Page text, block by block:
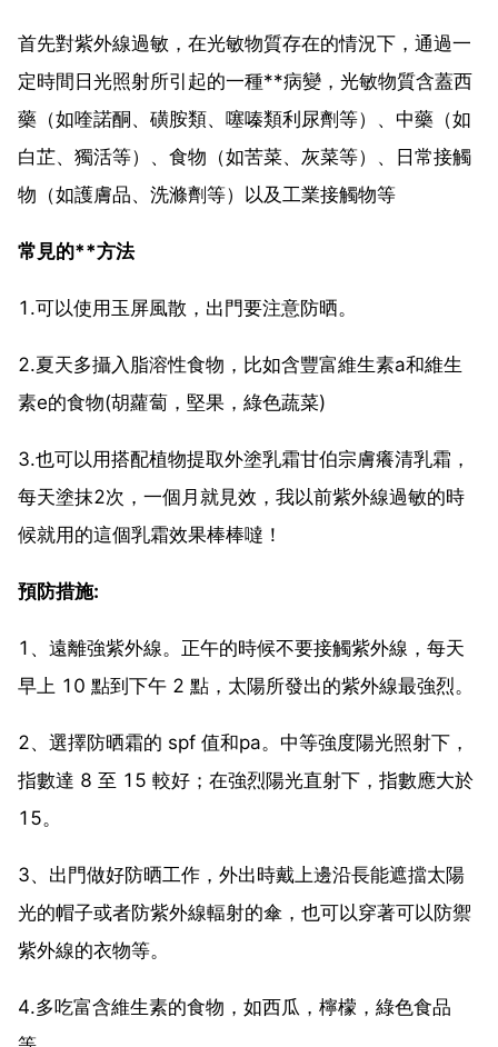
首先對紫外線過敏，在光敏物質存在的情況下，通過一
定時間日光照射所引起的一種**病變，光敏物質含蓋西
藥（如喹諾酮、磺胺類、噻嗪類利尿劑等）、中藥（如
白芷、獨活等）、食物（如苦菜、灰菜等）、日常接觸
物（如護膚品、洗滌劑等）以及工業接觸物等
常見的**方法
1.可以使用玉屏風散，出門要注意防晒。
2.夏天多攝入脂溶性食物，比如含豐富維生素a和維生
素e的食物(胡蘿蔔，堅果，綠色蔬菜)
3.也可以用搭配植物提取外塗乳霜甘伯宗膚癢清乳霜，
每天塗抹2次，一個月就見效，我以前紫外線過敏的時
候就用的這個乳霜效果棒棒噠！
預防措施:
1、遠離強紫外線。正午的時候不要接觸紫外線，每天
早上 10 點到下午 2 點，太陽所發出的紫外線最強烈。
2、選擇防晒霜的 spf 值和pa。中等強度陽光照射下，
指數達 8 至 15 較好；在強烈陽光直射下，指數應大於
15。
3、出門做好防晒工作，外出時戴上邊沿長能遮擋太陽
光的帽子或者防紫外線輻射的傘，也可以穿著可以防禦
紫外線的衣物等。
4.多吃富含維生素的食物，如西瓜，檸檬，綠色食品